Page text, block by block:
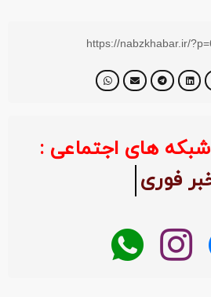
https://nabzkhabar.ir/
های اجتماعی : خبر